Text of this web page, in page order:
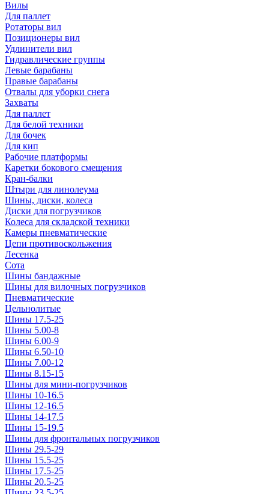
Вилы
Для паллет
Ротаторы вил
Позиционеры вил
Удлинители вил
Гидравлические группы
Левые барабаны
Правые барабаны
Отвалы для уборки снега
Захваты
Для паллет
Для белой техники
Для бочек
Для кип
Рабочие платформы
Каретки бокового смещения
Кран-балки
Штыри для линолеума
Шины, диски, колеса
Диски для погрузчиков
Колеса для складской техники
Камеры пневматические
Цепи противоскольжения
Лесенка
Сота
Шины бандажные
Шины для вилочных погрузчиков
Пневматические
Цельнолитые
Шины 17.5-25
Шины 5.00-8
Шины 6.00-9
Шины 6.50-10
Шины 7.00-12
Шины 8.15-15
Шины для мини-погрузчиков
Шины 10-16.5
Шины 12-16.5
Шины 14-17.5
Шины 15-19.5
Шины для фронтальных погрузчиков
Шины 29.5-29
Шины 15.5-25
Шины 17.5-25
Шины 20.5-25